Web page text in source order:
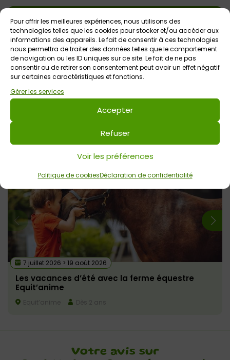
Pour offrir les meilleures expériences, nous utilisons des
technologies telles que les cookies pour stocker et/ou accéder aux
informations des appareils. Le fait de consentir à ces technologies
nous permettra de traiter des données telles que le comportement
de navigation ou les ID uniques sur ce site. Le fait de ne pas
consentir ou de retirer son consentement peut avoir un effet négatif
sur certaines caractéristiques et fonctions.
Gérer les services
Accepter
Refuser
Voir les préférences
Politique de cookiesDéclaration de confidentialité
L'info des pros
-Equit’Anime accueille les groupes à la ferme équestre
à Malansac, sur réservation (centres de loisirs,
écoles…).
-Equit’Anime se déplace également au sein de vos
écoles et crèches pour des ateliers découverte des
équidés.
dans un périmètre de 40km autour de Malansac.
Évènementsà venir Voir tout
7 juillet 2026 > 19 août 2026
Les vacances d’été avec la ferme équestre
Equit’anime
Equit’anime Dès 2 ans
Votre avis sur